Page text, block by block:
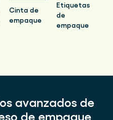
Cinta de
empaque
Etiquetas
de
empaque
avanzados de
de empaque